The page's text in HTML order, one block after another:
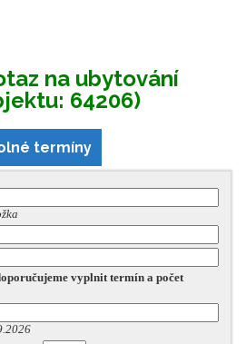
na ubytování
64206)
termíny